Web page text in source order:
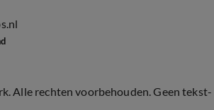
Alle rechten voorbehouden. Geen tekst-